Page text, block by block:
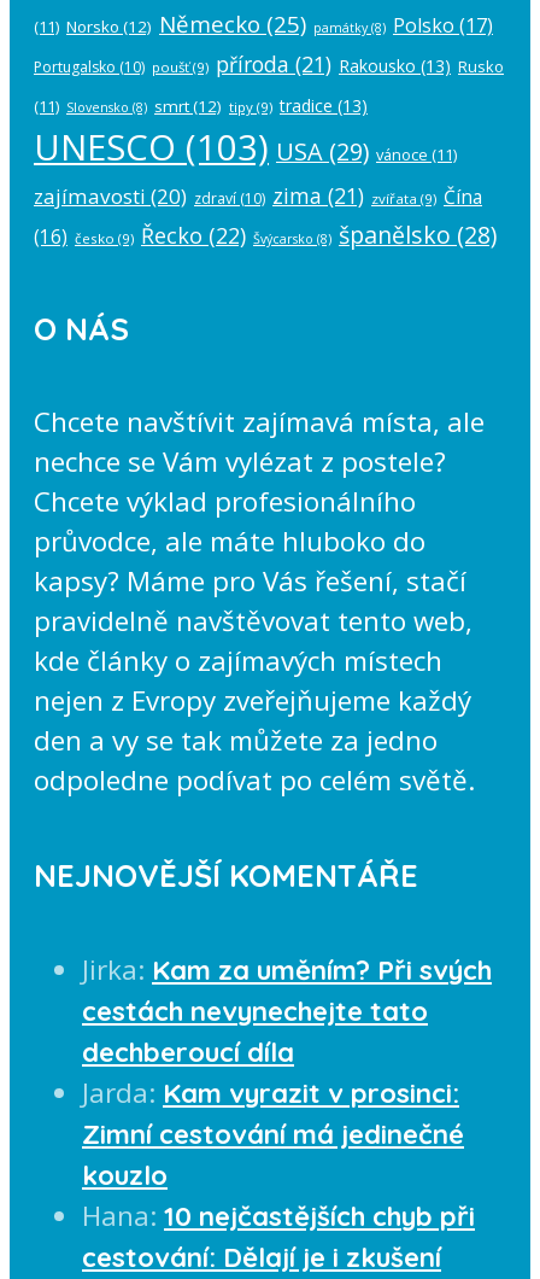
(11) Norsko (12) Německo (25) památky(8) Polsko (17)
Portugalsko (10) poušť(9) příroda (21) Rakousko (13) Rusko
(11) Slovensko (8) smrt(12) tipy (9) tradice (13)
UNESCO (103) USA (29) vánoce (11)
zajímavosti (20) zdraví (10) zima (21) zvířata (9) Čína
(16) česko (9) Řecko (22) Švýcarsko (8) španělsko (28)
O NÁS
Chcete navštívit zajímavá místa, ale
nechce se Vám vylézat z postele?
Chcete výklad profesionálního
průvodce, ale máte hluboko do
kapsy? Máme pro Vás řešení, stačí
pravidelně navštěvovat tento web,
kde články o zajímavých místech
nejen z Evropy zveřejňujeme každý
den a vy se tak můžete za jedno
odpoledne podívat po celém světě.
NEJNOVĚJŠÍ KOMENTÁŘE
Jirka: Kam za uměním? Při svých
cestách nevynechejte tato
dechberoucí díla
Jarda: Kam vyrazit v prosinci:
Zimní cestování má jedinečné
kouzlo
Hana: 10 nejčastějších chyb při
cestování: Dělají je i zkušení